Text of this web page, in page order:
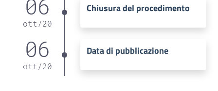
06
ott /20
Chiusura del procedimento
06
ott /20
Data di pubblicazione